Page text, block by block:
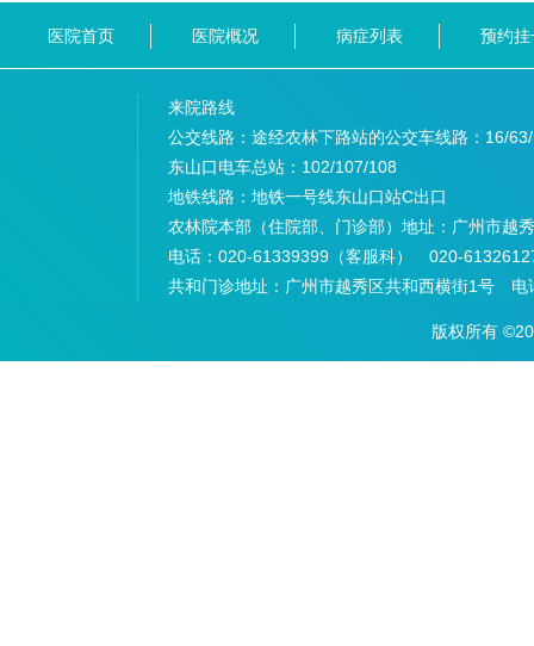
医院首页 医院概况 病症列表 预约挂
来院路线
公交线路：途经农林下路站的公交车线路： 16/
东山口电车总站： 102/107/108
地铁线路： 地铁一号线东山口站C出口
农林院本部（住院部、门诊部）地址： 广州市越
电话： 020-61339399（客服科） 020-
共和门诊地址： 广州市越秀区共和西横街1号 电
版权所有